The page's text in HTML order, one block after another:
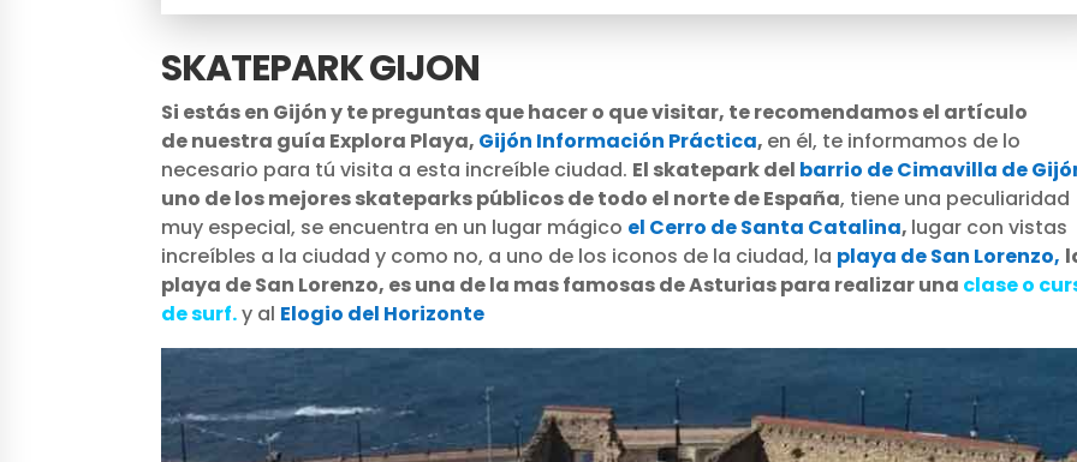
SKATEPARK GIJON
Si estás en Gijón y te preguntas que hacer o que visitar, te recomendamos el artículo
de nuestra guía Explora Playa, Gijón Información Práctica, en él, te informamos de lo
necesario para tú visita a esta increíble ciudad. El skatepark del barrio de Cimavilla de
uno de los mejores skateparks públicos de todo el norte de España, tiene una peculiaridad
muy especial, se encuentra en un lugar mágico el Cerro de Santa Catalina, lugar con vistas
increíbles a la ciudad y como no, a uno de los iconos de la ciudad, la playa de San Lorenzo,
playa de San Lorenzo, es una de la mas famosas de Asturias para realizar una clase o
de surf.y al Elogio del Horizonte